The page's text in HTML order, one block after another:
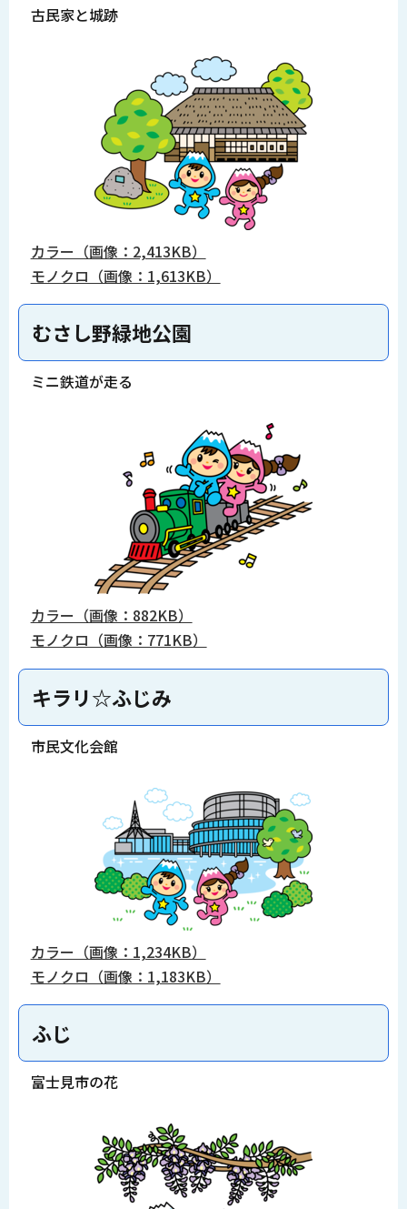
古民家と城跡
カラー（画像：2,413KB）
モノクロ（画像：1,613KB）
むさし野緑地公園
ミニ鉄道が走る
カラー（画像：882KB）
モノクロ（画像：771KB）
キラリ☆ふじみ
市民文化会館
カラー（画像：1,234KB）
モノクロ（画像：1,183KB）
ふじ
富士見市の花